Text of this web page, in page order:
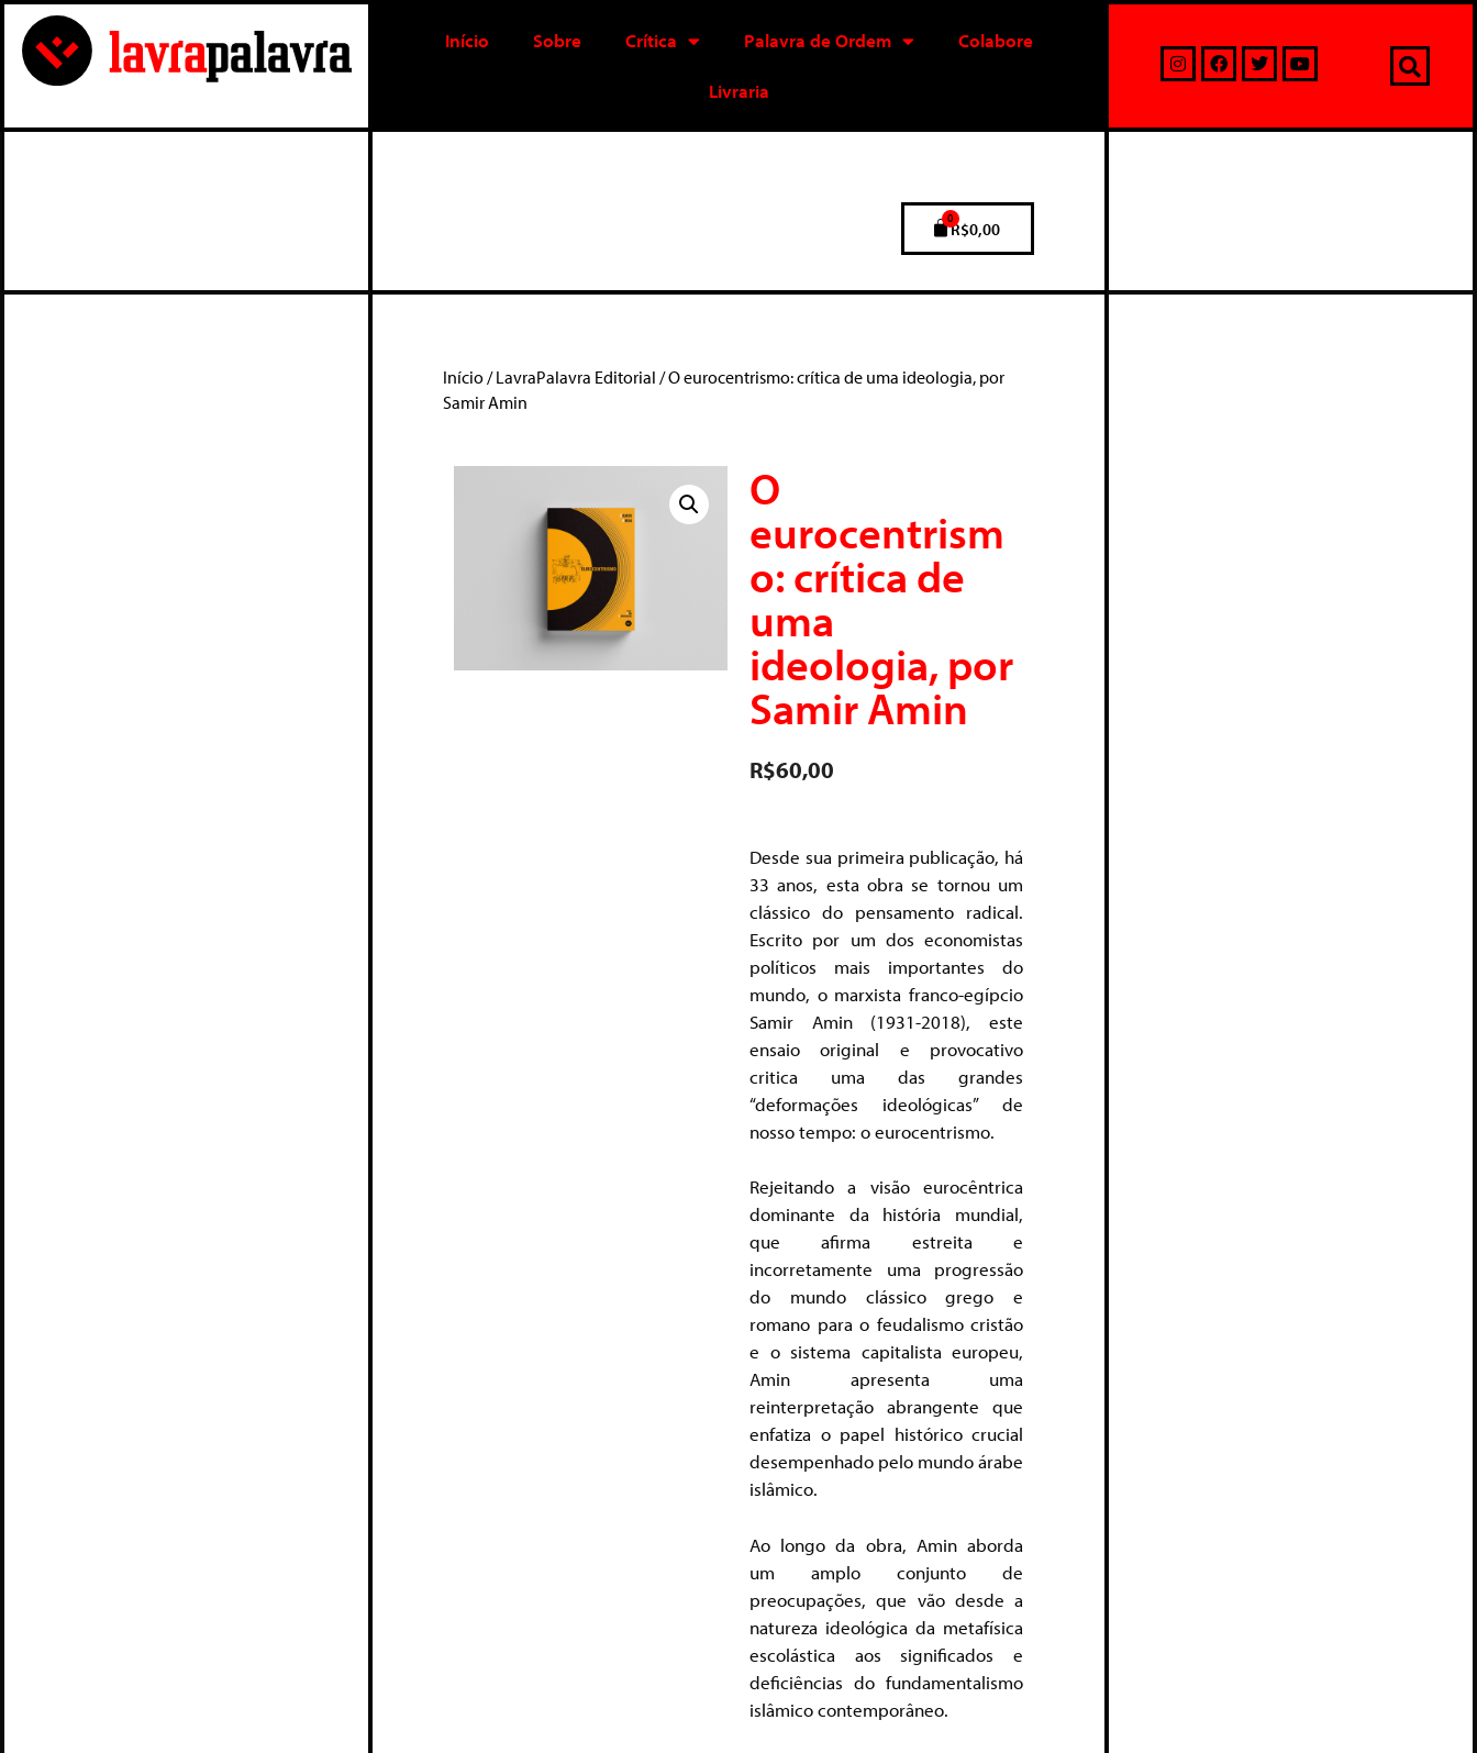
Início Sobre Crítica Palavra de Ordem Colabore
Livraria
R$0,00
0
Início/LavraPalavra Editorial / O eurocentrismo: crítica de uma ideologia, por
Samir Amin
O
eurocentrism
o: crítica de
uma
ideologia, por
Samir Amin
R$60,00
Desde sua primeira publicação, há
33 anos, esta obra se tornou um
clássico do pensamento radical.
Escrito por um dos economistas
políticos mais importantes do
mundo, o marxista franco-egípcio
Samir Amin (1931-2018), este
ensaio original e provocativo
critica uma das grandes
“deformações ideológicas” de
nosso tempo: o eurocentrismo.
Rejeitando a visão eurocêntrica
dominante da história mundial,
que afirma estreita e
incorretamente uma progressão
do mundo clássico grego e
romano para o feudalismo cristão
e o sistema capitalista europeu,
Amin apresenta uma
reinterpretação abrangente que
enfatiza o papel histórico crucial
desempenhado pelo mundo árabe
islâmico.
Ao longo da obra, Amin aborda
um amplo conjunto de
preocupações, que vão desde a
natureza ideológica da metafísica
escolástica aos significados e
deficiências do fundamentalismo
islâmico contemporâneo.